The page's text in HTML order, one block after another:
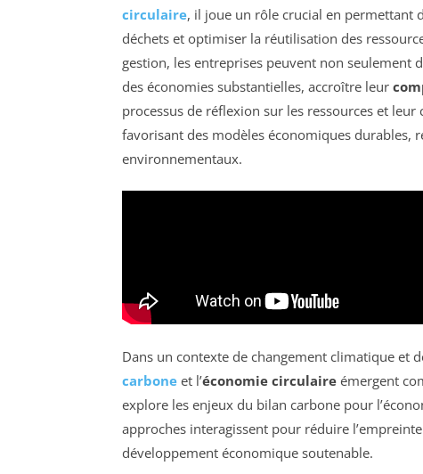
circulaire, il joue un rôle crucial en permettant
déchets et optimiser la réutilisation des
gestion, les entreprises peuvent non
des économies substantielles, accroître leur
processus de réflexion sur les ressources et leur
favorisant des modèles économiques durables,
environnementaux.
Dans un contexte de changement climatique et
carbone et l’économie circulaire émergent
explore les enjeux du bilan carbone pour
approches interagissent pour réduire
développement économique soutenable.